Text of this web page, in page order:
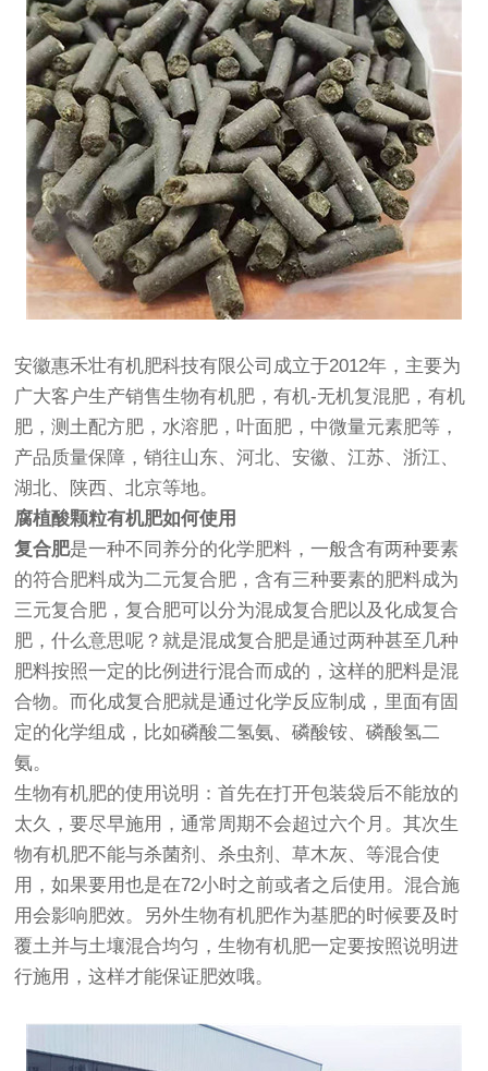
安徽惠禾壮有机肥科技有限公司成立于2012年，主要为
广大客户生产销售生物有机肥，有机-无机复混肥，有机
肥，测土配方肥，水溶肥，叶面肥，中微量元素肥等，
产品质量保障，销往山东、河北、安徽、江苏、浙江、
湖北、陕西、北京等地。
腐植酸颗粒有机肥如何使用
复合肥是一种不同养分的化学肥料，一般含有两种要素
的符合肥料成为二元复合肥，含有三种要素的肥料成为
三元复合肥，复合肥可以分为混成复合肥以及化成复合
肥，什么意思呢？就是混成复合肥是通过两种甚至几种
肥料按照一定的比例进行混合而成的，这样的肥料是混
合物。而化成复合肥就是通过化学反应制成，里面有固
定的化学组成，比如磷酸二氢氨、磷酸铵、磷酸氢二
氨。
生物有机肥的使用说明：首先在打开包装袋后不能放的
太久，要尽早施用，通常周期不会超过六个月。其次生
物有机肥不能与杀菌剂、杀虫剂、草木灰、等混合使
用，如果要用也是在72小时之前或者之后使用。混合施
用会影响肥效。另外生物有机肥作为基肥的时候要及时
覆土并与土壤混合均匀，生物有机肥一定要按照说明进
行施用，这样才能保证肥效哦。